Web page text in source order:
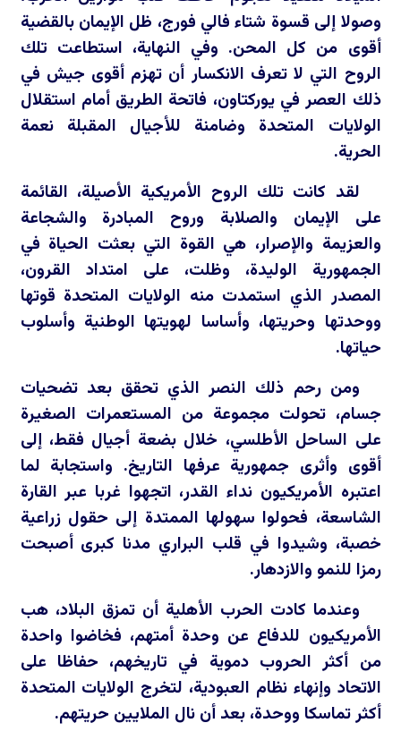
وصولا إلى قسوة شتاء فالي فورج، ظل الإيمان بالقضية
أقوى من كل المحن. وفي النهاية، استطاعت تلك
الروح التي لا تعرف الانكسار أن تهزم أقوى جيش في
ذلك العصر في يوركتاون، فاتحة الطريق أمام استقلال
الولايات المتحدة وضامنة للأجيال المقبلة نعمة
الحرية.
لقد كانت تلك الروح الأمريكية الأصيلة، القائمة
على الإيمان والصلابة وروح المبادرة والشجاعة
والعزيمة والإصرار، هي القوة التي بعثت الحياة في
الجمهورية الوليدة، وظلت، على امتداد القرون،
المصدر الذي استمدت منه الولايات المتحدة قوتها
ووحدتها وحريتها، وأساسا لهويتها الوطنية وأسلوب
حياتها.
ومن رحم ذلك النصر الذي تحقق بعد تضحيات
جسام، تحولت مجموعة من المستعمرات الصغيرة
على الساحل الأطلسي، خلال بضعة أجيال فقط، إلى
أقوى وأثرى جمهورية عرفها التاريخ. واستجابة لما
اعتبره الأمريكيون نداء القدر، اتجهوا غربا عبر القارة
الشاسعة، فحولوا سهولها الممتدة إلى حقول زراعية
خصبة، وشيدوا في قلب البراري مدنا كبرى أصبحت
رمزا للنمو والازدهار.
وعندما كادت الحرب الأهلية أن تمزق البلاد، هب
الأمريكيون للدفاع عن وحدة أمتهم، فخاضوا واحدة
من أكثر الحروب دموية في تاريخهم، حفاظا على
الاتحاد وإنهاء نظام العبودية، لتخرج الولايات المتحدة
أكثر تماسكا ووحدة، بعد أن نال الملايين حريتهم.